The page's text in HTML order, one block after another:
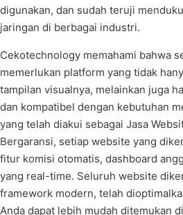
digunakan, dan sudah teruji
jaringan di berbagai industri.
Cekotechnology memahami bahwa
memerlukan platform yang tidak
tampilan visualnya, melainkan juga
dan kompatibel dengan kebutuhan
yang telah diakui sebagai Jasa
Bergaransi, setiap website yang
fitur komisi otomatis, dashboard
yang real-time. Seluruh website
framework modern, telah
Anda dapat lebih mudah ditemukan